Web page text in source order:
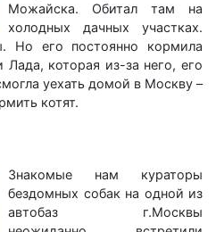
Можайска. Обитал там на
холодных дачных участках.
Но его постоянно кормила
которая из-за него, его
уехать домой в Москву –
котят.
Знакомые нам кураторы
бездомных собак на одной из
автобаз г.Москвы